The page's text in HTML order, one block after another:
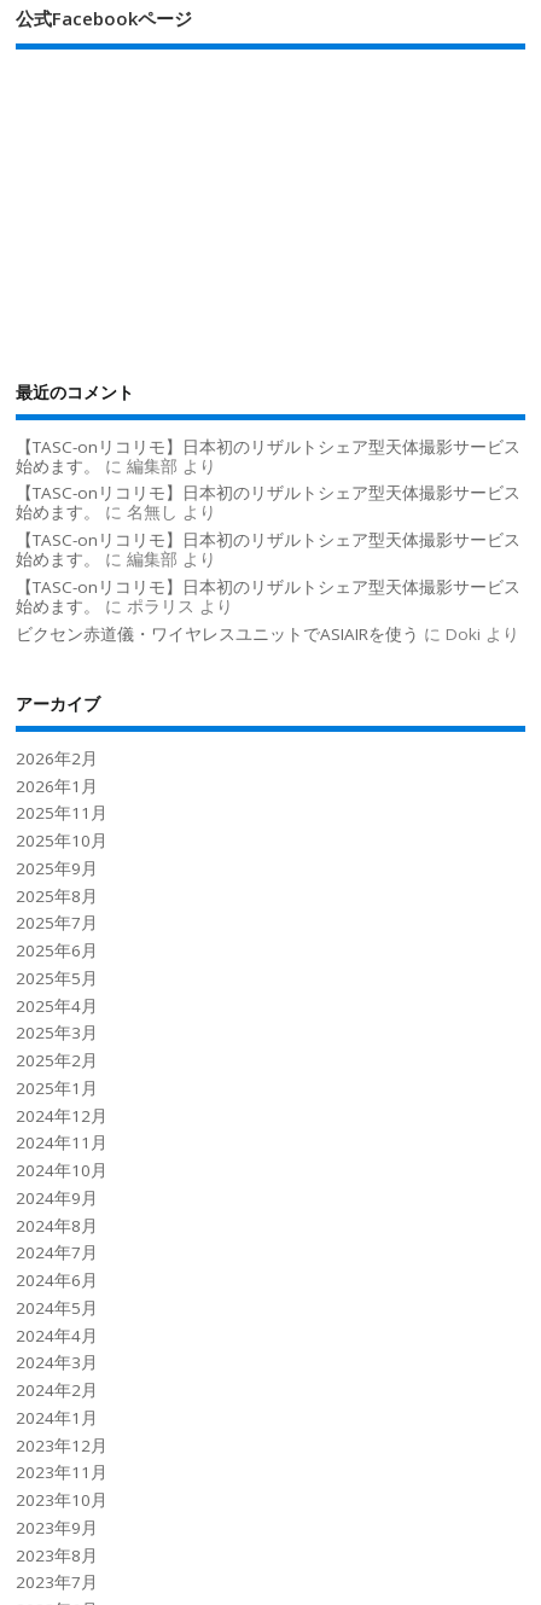
公式Facebookページ
最近のコメント
【TASC-onリコリモ】日本初のリザルトシェア型天体撮影サービス
始めます。
に編集部 より
【TASC-onリコリモ】日本初のリザルトシェア型天体撮影サービス
始めます。
に名無し より
【TASC-onリコリモ】日本初のリザルトシェア型天体撮影サービス
始めます。
に編集部 より
【TASC-onリコリモ】日本初のリザルトシェア型天体撮影サービス
始めます。
にポラリス より
ビクセン赤道儀・ワイヤレスユニットでASIAIRを使う に Doki より
アーカイブ
2026年2月
2026年1月
2025年11月
2025年10月
2025年9月
2025年8月
2025年7月
2025年6月
2025年5月
2025年4月
2025年3月
2025年2月
2025年1月
2024年12月
2024年11月
2024年10月
2024年9月
2024年8月
2024年7月
2024年6月
2024年5月
2024年4月
2024年3月
2024年2月
2024年1月
2023年12月
2023年11月
2023年10月
2023年9月
2023年8月
2023年7月